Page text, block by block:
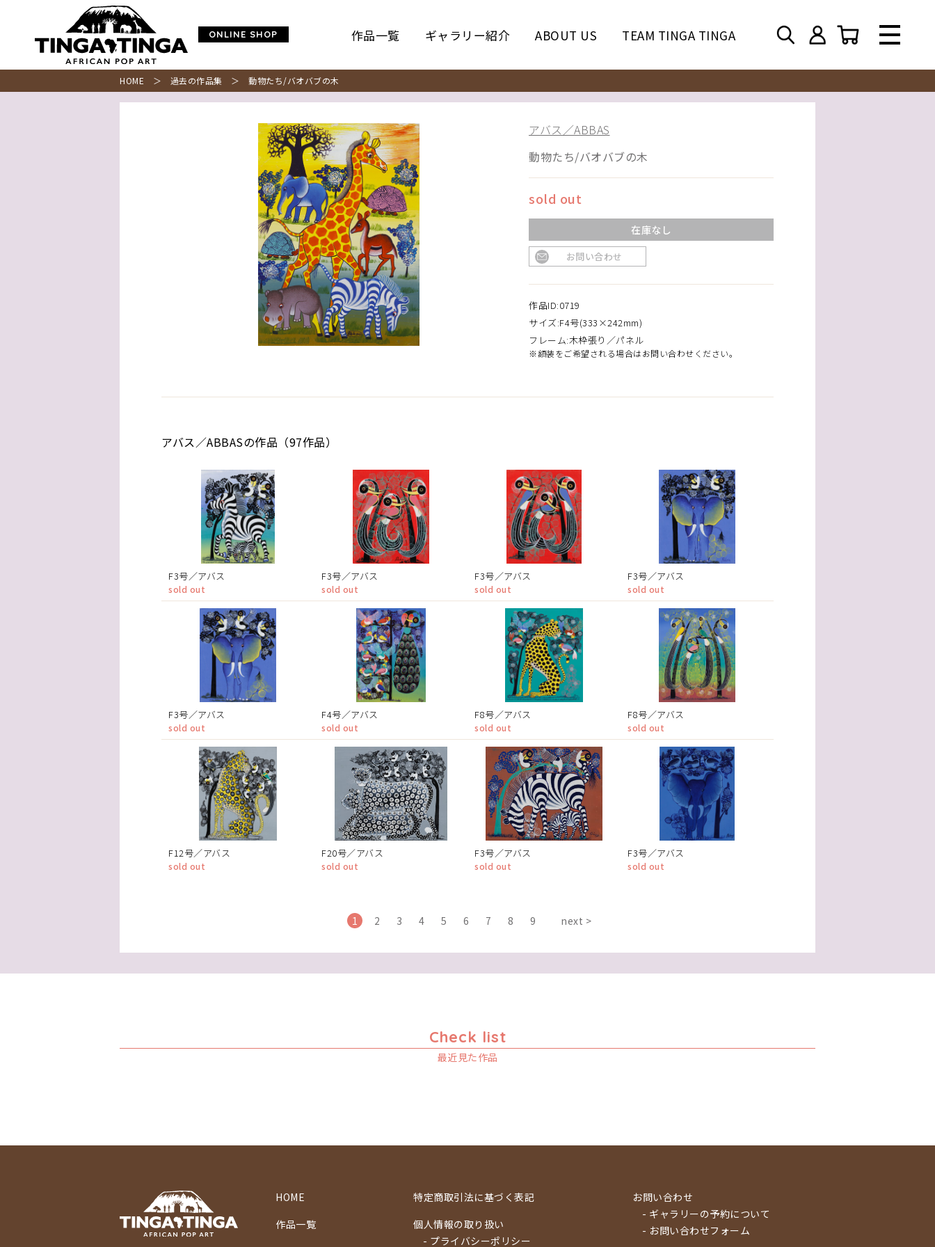
ONLINE SHOP 作品一覧 ギャラリー紹介 ABOUT US TEAM TINGA TINGA
HOME ＞ 過去の作品集 ＞ 動物たち/バオバブの木
アバス／ABBAS
動物たち/バオバブの木
sold out
在庫なし
お問い合わせ
作品ID:0719
サイズ:F4号(333×242mm)
フレーム:木枠張り／パネル
※額装をご希望される場合はお問い合わせください。
アバス／ABBASの作品（97作品）
F3号／アバス
sold out
F3号／アバス
sold out
F3号／アバス
sold out
F3号／アバス
sold out
F3号／アバス
sold out
F4号／アバス
sold out
F8号／アバス
sold out
F8号／アバス
sold out
F12号／アバス
sold out
F20号／アバス
sold out
F3号／アバス
sold out
F3号／アバス
sold out
1 2 3 4 5 6 7 8 9 next >
Check list
最近見た作品
HOME
作品一覧
特定商取引法に基づく表記
個人情報の取り扱い
- プライバシーポリシー
お問い合わせ
- ギャラリーの予約について
- お問い合わせフォーム